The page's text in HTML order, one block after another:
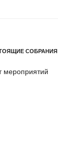
СОБРАНИЯ
мероприятий